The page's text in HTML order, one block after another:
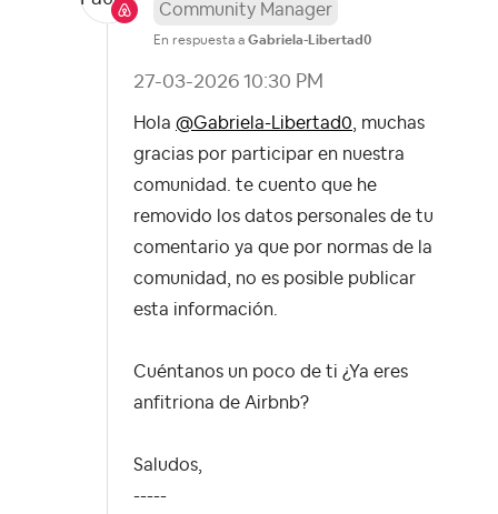
Community Manager
En respuesta a Gabriela-Libertad0
‎27-03-2026 10:30 PM
Hola @Gabriela-Libertad0 , muchas
gracias por participar en nuestra
comunidad. te cuento que he
removido los datos personales de tu
comentario ya que por normas de la
comunidad, no es posible publicar
esta información.
Cuéntanos un poco de ti ¿Ya eres
anfitriona de Airbnb?
Saludos,
-----